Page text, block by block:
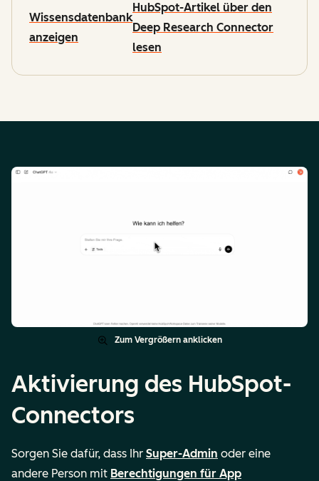
Wissensdatenbank
anzeigen
HubSpot-Artikel über den
Deep Research Connector
lesen
Zum Vergrößern anklicken
Aktivierung des HubSpot-
Connectors
Sorgen Sie dafür, dass Ihr Super-Admin oder eine
andere Person mit Berechtigungen für App